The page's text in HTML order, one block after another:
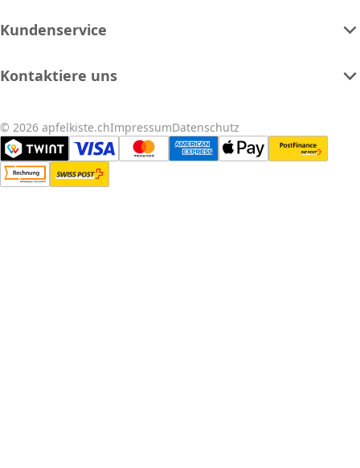
Kundenservice
Kontaktiere uns
© 2026 apfelkiste.chImpressumDatenschutz